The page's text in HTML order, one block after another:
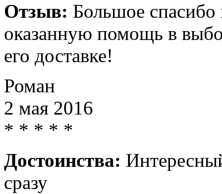
Отзыв: Большое
оказанную помощь в
его доставке!
Роман
2 мая 2016
* * * * *
Достоинства:
сразу